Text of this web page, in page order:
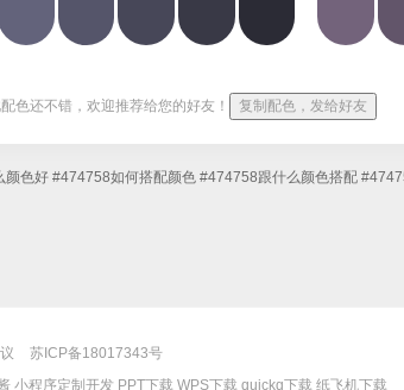
色还不错，欢迎推荐给您的好友！ 复制配色，发给好友
颜色好 #474758如何搭配颜色 #474758跟什么颜色搭配
苏ICP备18017343号
小程序定制开发 PPT下载 WPS下载 quickq下载 纸飞机下载